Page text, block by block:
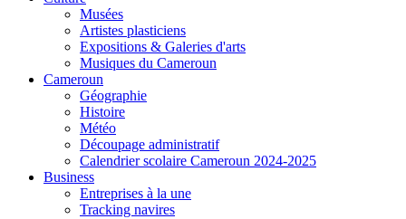
Musées
Artistes plasticiens
Expositions & Galeries d'arts
Musiques du Cameroun
Cameroun
Géographie
Histoire
Météo
Découpage administratif
Calendrier scolaire Cameroun 2024-2025
Business
Entreprises à la une
Tracking navires